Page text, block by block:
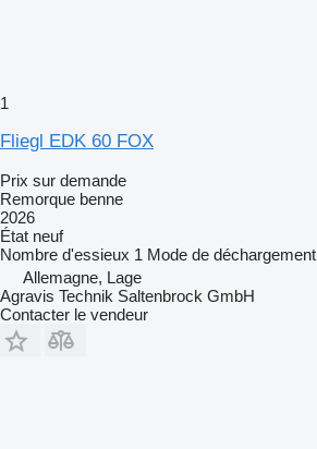
1
Fliegl EDK 60 FOX
Prix sur demande
Remorque benne
2026
État neuf
Nombre d'essieux 1 Mode de déchargement
Allemagne, Lage
Agravis Technik Saltenbrock GmbH
Contacter le vendeur